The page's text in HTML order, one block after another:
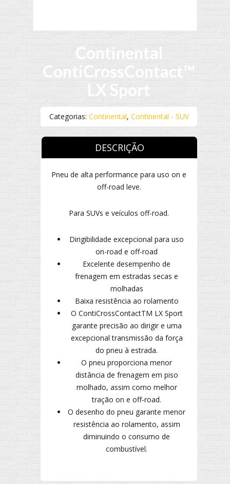
Continental
ContiCrossContact™
LX Sport
Categorias: Continental, Continental - SUV
DESCRIÇÃO
Pneu de alta performance para uso on e
off-road leve.
Para SUVs e veículos off-road.
Dirigibilidade excepcional para uso
on-road e off-road
Excelente desempenho de
frenagem em estradas secas e
molhadas
Baixa resistência ao rolamento
O ContiCrossContactTM LX Sport
garante precisão ao dirigir e uma
excepcional transmissão da força
do pneu à estrada.
O pneu proporciona menor
distância de frenagem em piso
molhado, assim como melhor
tração on e off-road.
O desenho do pneu garante menor
resistência ao rolamento, assim
diminuindo o consumo de
combustível.